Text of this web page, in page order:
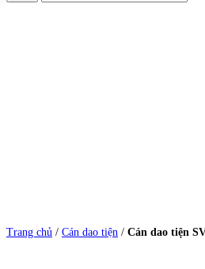
Trang chủ / Cán dao tiện / Cán dao tiện